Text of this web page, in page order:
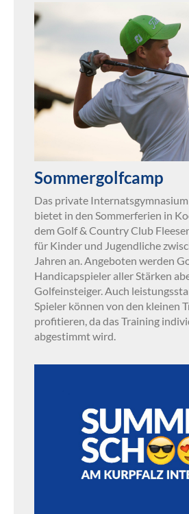
Sommergolfcamp
Das private
bietet in den Sommerferien in
dem Golf & Country Club
für Kinder und Jugendliche
Jahren an. Angeboten werden
Handicapspieler aller Stärken
Golfeinsteiger. Auch
Spieler können von den kleinen
profitieren, da das Training
abgestimmt wird.